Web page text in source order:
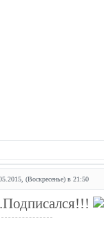
(Воскресенье) в 21:50